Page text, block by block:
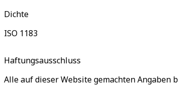
Dichte
ISO 1183
Haftungsausschluss
Alle auf dieser Website gemachten